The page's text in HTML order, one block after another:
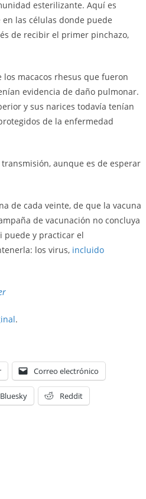
esterilizante. Aquí es
las células donde puede
de recibir el primer pinchazo,
macacos rhesus que fueron
evidencia de daño pulmonar.
y sus narices todavía tenían
de la enfermedad
aunque es de esperar
de cada veinte, de que la vacuna
de vacunación no concluya
puede y practicar el
los virus, incluido
.
Correo electrónico
Bluesky Reddit